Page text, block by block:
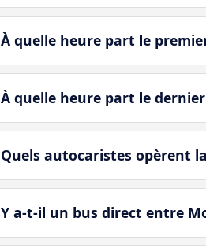
À quelle heure part le
À quelle heure part le
Quels autocaristes opèrent
Y a-t-il un bus direct entre